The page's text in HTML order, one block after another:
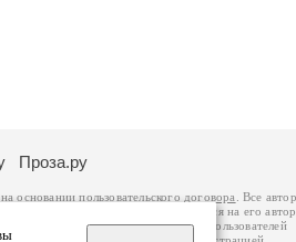
Проза.ру
на основаниипользовательского договора
. Все
к которому вы можете обратиться на его
Российской Федерации. Данные пользователей